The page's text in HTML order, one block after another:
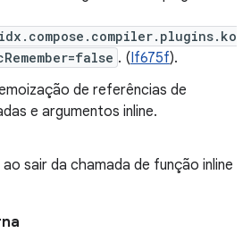
. (If675f).
de referências de
e argumentos inline.
sair da chamada de função inline